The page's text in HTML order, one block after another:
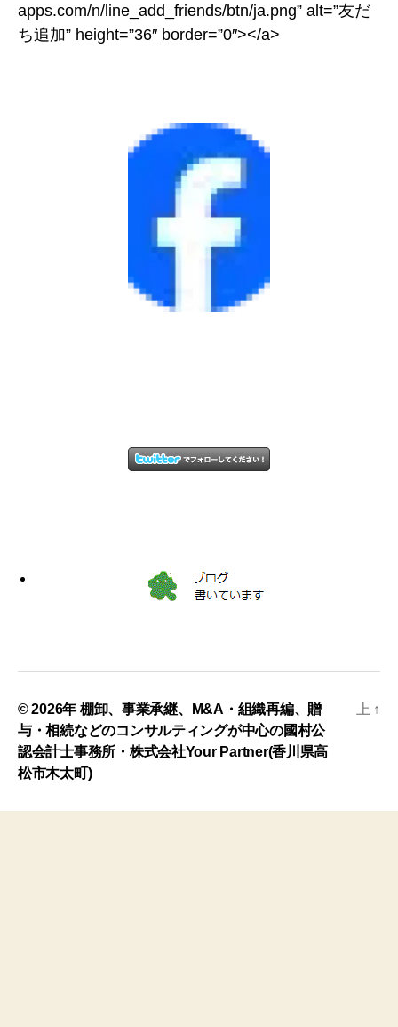
apps.com/n/line_add_friends/btn/ja.png” alt=”友だ
ち追加” height=”36″ border=”0″></a>
© 2026年 棚卸、事業承継、M&A・組織再編、贈
与・相続などのコンサルティングが中心の國村公
認会計士事務所・株式会社Your Partner(香川県高
松市木太町)
上 ↑